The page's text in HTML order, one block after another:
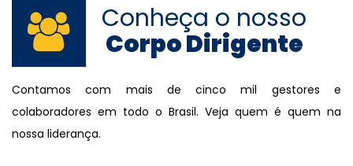
Conheça o nosso
Corpo Dirigente
Contamos com mais de cinco mil gestores e
colaboradores em todo o Brasil. Veja quem é quem na
nossa liderança.